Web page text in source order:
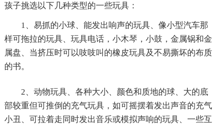
孩子挑选以下几种类型的一些玩具：
1、易抓的小球、能发出响声的玩具、像小型汽车那
样可拖拉的玩具、玩具电话，小木琴，小鼓，金属锅和金
属盘、当挤压时可以吱吱叫的橡皮玩具及不易撕坏的布质
的书。
2、动物玩具、各种大小、颜色和质地的球、大的底
部较重但可推倒的充气玩具，如可摇摆着发出声音的充气
小丑、可拉着走同时发出音乐或模拟声响的玩具、一些互